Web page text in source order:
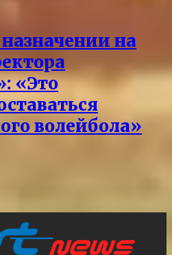
на
«Это
волейбола»